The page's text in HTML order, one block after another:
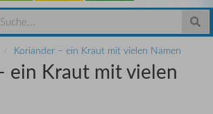
Koriander – ein Kraut mit vielen Namen
ein Kraut mit vielen